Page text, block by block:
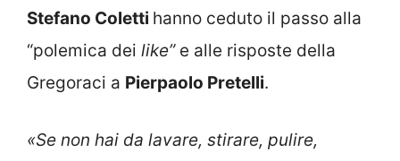
Stefano Coletti hanno ceduto il passo alla
“polemica dei like” e alle risposte della
Gregoraci a Pierpaolo Pretelli.
«Se non hai da lavare, stirare, pulire,